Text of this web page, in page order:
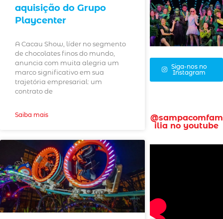
aquisição do Grupo
Playcenter
A Cacau Show, líder no segmento
de chocolates finos do mundo,
anuncia com muita alegria um
marco significativo em sua
trajetória empresarial: um
contrato de
Saiba mais
Siga-nos no
Instagram
@sampacomfam
ilia no youtube